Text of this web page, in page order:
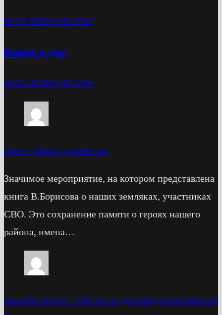
30.07.202604.08.2026
Книги в дар
30.07.202603.08.2026
Анна - Никто, кроме нас
Значимое мероприятие, на котором представлена
книга В.Борисова о наших земляках, участниках
СВО. Это сохранение памяти о героях нашего
района, имена…
sosamba-novg1 - 100 лет со дня рождения Николая